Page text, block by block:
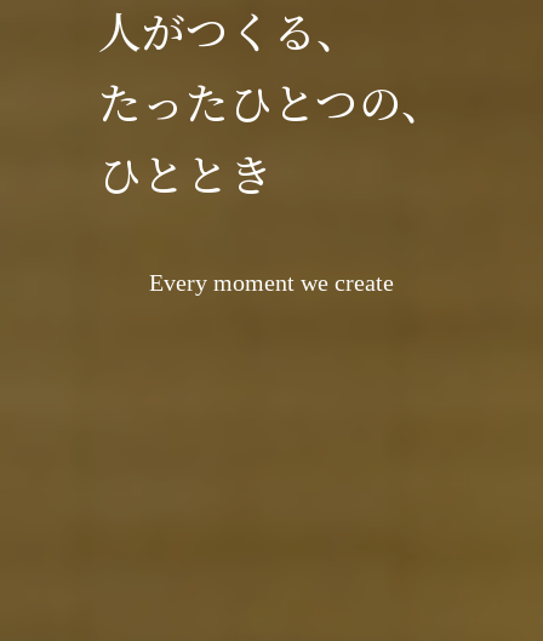
人がつくる、
たったひとつの、
ひととき
Every moment we create